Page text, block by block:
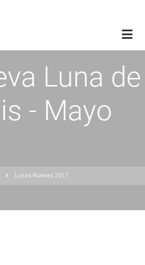
Luna de
- Mayo
Lunas Nuevas 2017